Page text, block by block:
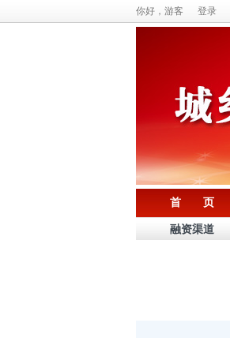
你好，游客 登录
首 页
融资渠道